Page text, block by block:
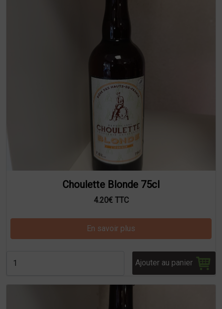
Choulette Blonde 75cl
4.20€ TTC
En savoir plus
Ajouter au panier